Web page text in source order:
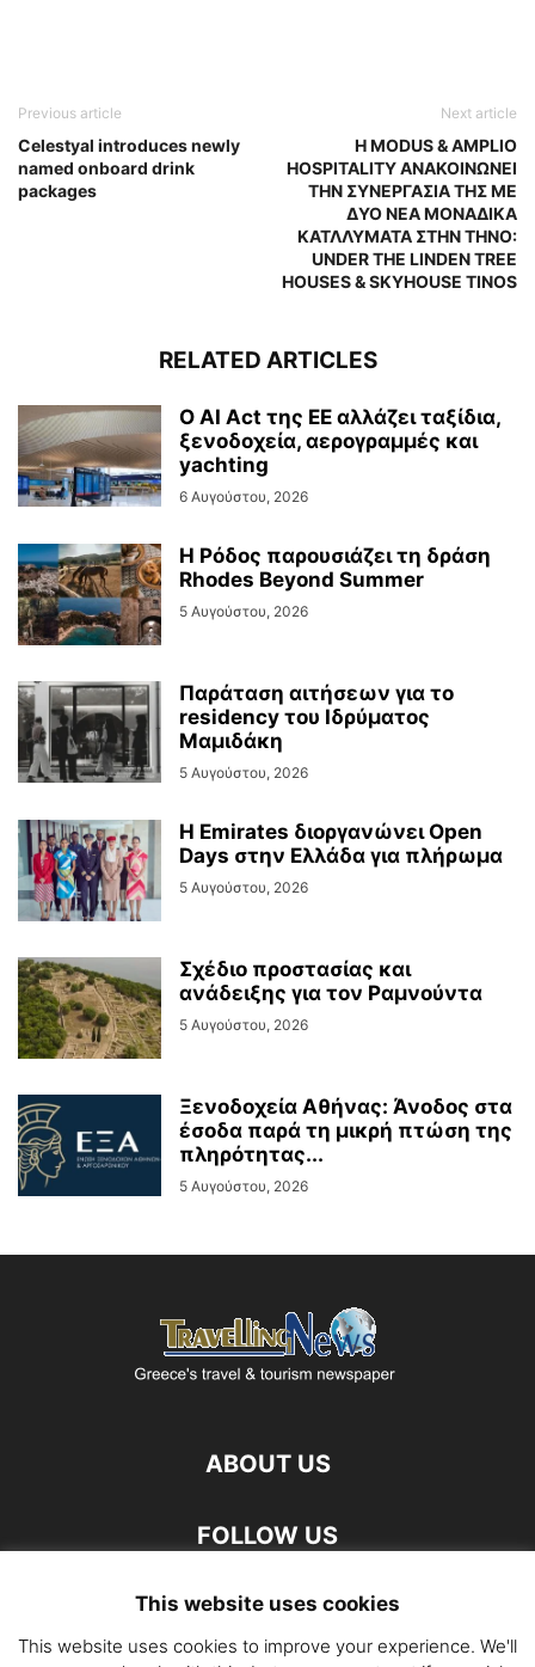
Previous article
Celestyal introduces newly
named onboard drink
packages
Next article
Η MODUS & AMPLIO
HOSPITALITY ΑΝΑΚΟΙΝΩΝΕΙ
ΤΗΝ ΣΥΝΕΡΓΑΣΙΑ ΤΗΣ ΜΕ
ΔΥΟ ΝΕΑ ΜΟΝΑΔΙΚΑ
ΚΑΤΛΛΥΜΑΤΑ ΣΤΗΝ ΤΗΝΟ:
UNDER THE LINDEN TREE
HOUSES & SKYHOUSE TINOS
RELATED ARTICLES
Ο AI Act της ΕΕ αλλάζει ταξίδια,
ξενοδοχεία, αερογραμμές και
yachting
6 Αυγούστου, 2026
Η Ρόδος παρουσιάζει τη δράση
Rhodes Beyond Summer
5 Αυγούστου, 2026
Παράταση αιτήσεων για το
residency του Ιδρύματος
Μαμιδάκη
5 Αυγούστου, 2026
Η Emirates διοργανώνει Open
Days στην Ελλάδα για πλήρωμα
5 Αυγούστου, 2026
Σχέδιο προστασίας και
ανάδειξης για τον Ραμνούντα
5 Αυγούστου, 2026
Ξενοδοχεία Αθήνας: Άνοδος στα
έσοδα παρά τη μικρή πτώση της
πληρότητας...
5 Αυγούστου, 2026
ABOUT US
FOLLOW US
This website uses cookies
This website uses cookies to improve your experience. We'll